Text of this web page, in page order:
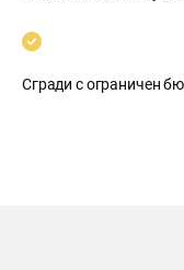
Сгради с ограничен